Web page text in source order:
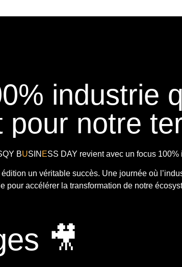
industrie
pour notre
BUSIN ESS DAY revient avec un focus 100%
un véritable succès. Une journée où
pour accélérer la transformation de notre
🎥